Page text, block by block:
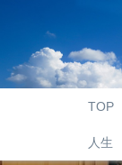
TOP
人生